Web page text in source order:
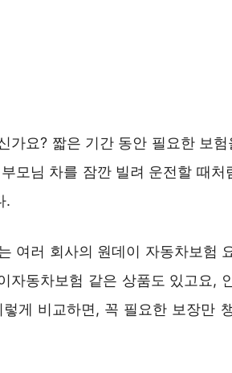
가요? 짧은 기간 동안 필요한 보
모님 차를 잠깐 빌려 운전할 때처
.
여러 회사의 원데이 자동차보험
자동차보험 같은 상품도 있고요,
게 비교하면, 꼭 필요한 보장만